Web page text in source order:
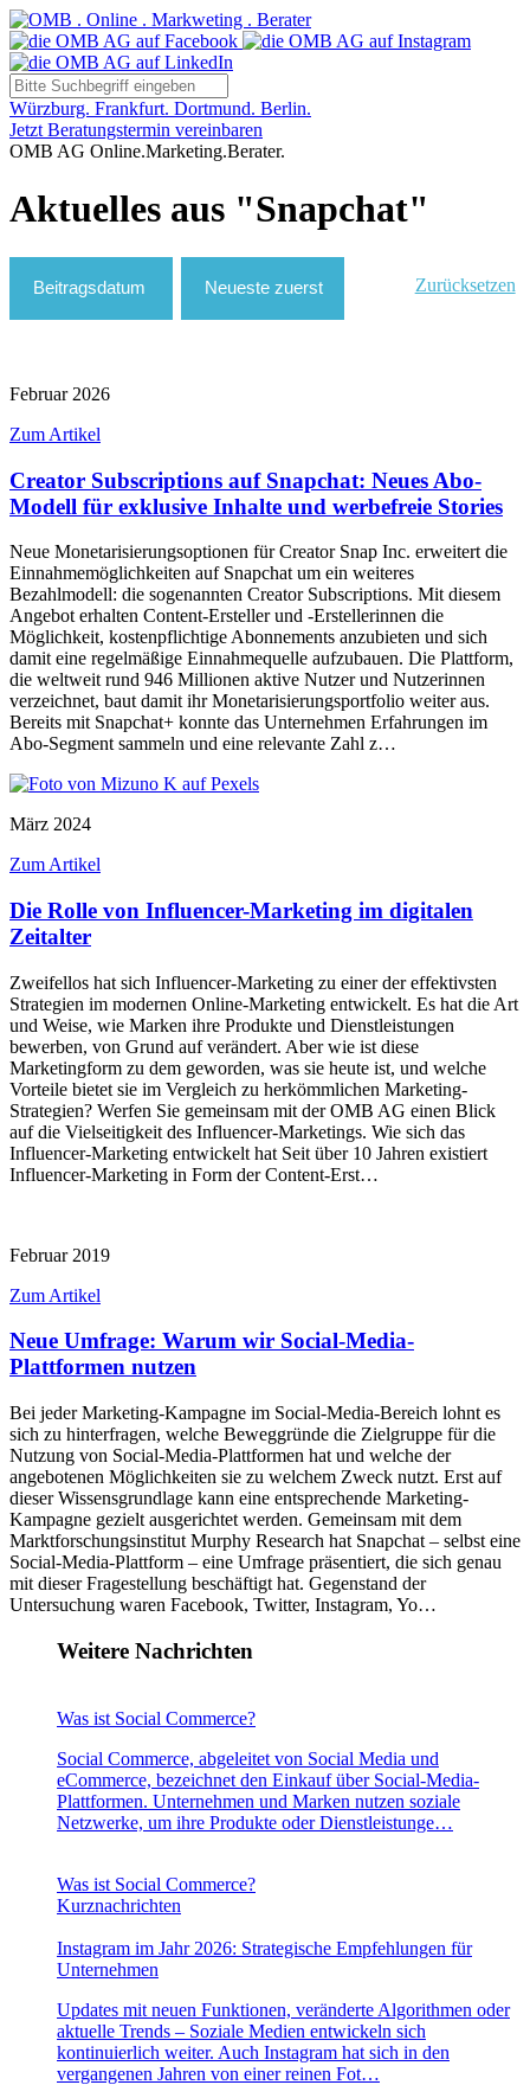
Würzburg. Frankfurt. Dortmund. Berlin.
Jetzt Beratungstermin vereinbaren
OMB AG Online.Marketing.Berater.
Aktuelles aus "Snapchat"
Zurücksetzen
Februar 2026
Zum Artikel
Creator Subscriptions auf Snapchat: Neues Abo-
Modell für exklusive Inhalte und werbefreie Stories
Neue Monetarisierungsoptionen für Creator Snap Inc. erweitert die
Einnahmemöglichkeiten auf Snapchat um ein weiteres
Bezahlmodell: die sogenannten Creator Subscriptions. Mit diesem
Angebot erhalten Content-Ersteller und -Erstellerinnen die
Möglichkeit, kostenpflichtige Abonnements anzubieten und sich
damit eine regelmäßige Einnahmequelle aufzubauen. Die Plattform,
die weltweit rund 946 Millionen aktive Nutzer und Nutzerinnen
verzeichnet, baut damit ihr Monetarisierungsportfolio weiter aus.
Bereits mit Snapchat+ konnte das Unternehmen Erfahrungen im
Abo-Segment sammeln und eine relevante Zahl z…
März 2024
Zum Artikel
Die Rolle von Influencer-Marketing im digitalen
Zeitalter
Zweifellos hat sich Influencer-Marketing zu einer der effektivsten
Strategien im modernen Online-Marketing entwickelt. Es hat die Art
und Weise, wie Marken ihre Produkte und Dienstleistungen
bewerben, von Grund auf verändert. Aber wie ist diese
Marketingform zu dem geworden, was sie heute ist, und welche
Vorteile bietet sie im Vergleich zu herkömmlichen Marketing-
Strategien? Werfen Sie gemeinsam mit der OMB AG einen Blick
auf die Vielseitigkeit des Influencer-Marketings. Wie sich das
Influencer-Marketing entwickelt hat Seit über 10 Jahren existiert
Influencer-Marketing in Form der Content-Erst…
Februar 2019
Zum Artikel
Neue Umfrage: Warum wir Social-Media-
Plattformen nutzen
Bei jeder Marketing-Kampagne im Social-Media-Bereich lohnt es
sich zu hinterfragen, welche Beweggründe die Zielgruppe für die
Nutzung von Social-Media-Plattformen hat und welche der
angebotenen Möglichkeiten sie zu welchem Zweck nutzt. Erst auf
dieser Wissensgrundlage kann eine entsprechende Marketing-
Kampagne gezielt ausgerichtet werden. Gemeinsam mit dem
Marktforschungsinstitut Murphy Research hat Snapchat – selbst eine
Social-Media-Plattform – eine Umfrage präsentiert, die sich genau
mit dieser Fragestellung beschäftigt hat. Gegenstand der
Untersuchung waren Facebook, Twitter, Instagram, Yo…
Weitere Nachrichten
Was ist Social Commerce?
Social Commerce, abgeleitet von Social Media und
eCommerce, bezeichnet den Einkauf über Social-Media-
Plattformen. Unternehmen und Marken nutzen soziale
Netzwerke, um ihre Produkte oder Dienstleistunge…
Was ist Social Commerce?
Kurznachrichten
Instagram im Jahr 2026: Strategische Empfehlungen für
Unternehmen
Updates mit neuen Funktionen, veränderte Algorithmen oder
aktuelle Trends – Soziale Medien entwickeln sich
kontinuierlich weiter. Auch Instagram hat sich in den
vergangenen Jahren von einer reinen Fot…